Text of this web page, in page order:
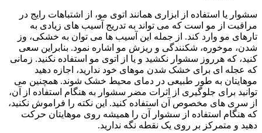
سشوار یا استفاده از ابزاری همانند اتوی مو، از اشتباهات رایج در
مراقبت از مو است که می تواند به تدریج آسیب های زیادی به
تارهای مو وارد کند. از جمله این آسیب ها می توان به خشکی، وز
شدن، موخوره، شکنندگی و ریزش مو اشاره نمود. بنابراین سعی
کنید، که هرروز سشوار نکشید و یا از اتوی مو استفاده نکنید. زمانی
که عجله ای برای خشک شدن موهای خود ندارید، اجازه دهید
موهایتان به طور طبیعی در دمای محیط خشک شوند. همچنین می
توانید برای جلوگیری از اثرات مضر سشوار به هنگام استفاده از آن،
از سری های مخصوص آن استفاده کنید. این نکته را فراموش نکنید،
که هنگام استفاده از سشوار آن را همیشه روی موهایتان حرکت
دهید و متمرکز بر روی یک نقطه نگه ندارید.